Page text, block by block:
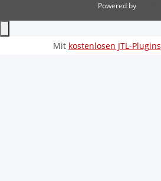
Powered by
Mit kostenlosen JTL-Plugins